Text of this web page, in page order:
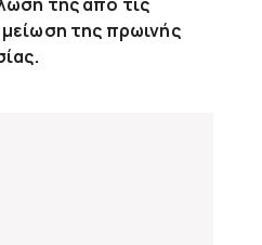
της πρωινής